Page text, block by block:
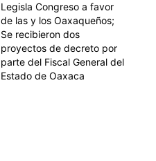
Legisla Congreso a favor
de las y los Oaxaqueños;
Se recibieron dos
proyectos de decreto por
parte del Fiscal General del
Estado de Oaxaca